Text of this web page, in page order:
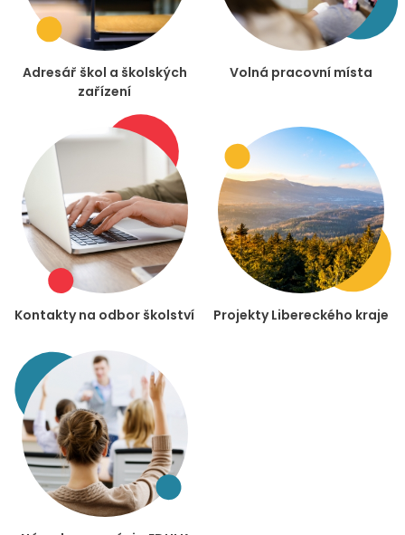
Adresář škol a školských
zařízení
Volná pracovní místa
Kontakty na odbor školství Projekty Libereckého kraje